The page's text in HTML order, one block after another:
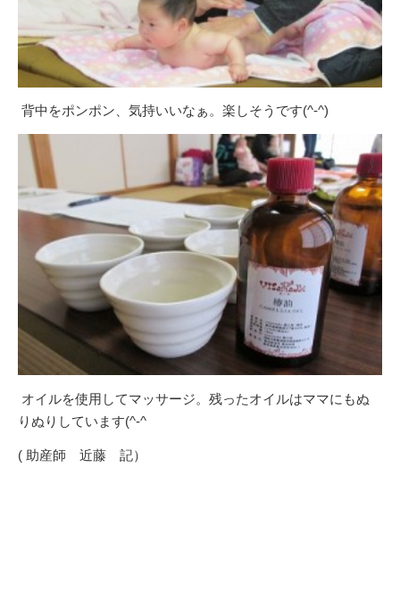
背中をポンポン、気持いいなぁ。楽しそうです(^-^)
オイルを使用してマッサージ。残ったオイルはママにもぬ
りぬりしています(^-^ゞ
( 助産師 近藤 記）